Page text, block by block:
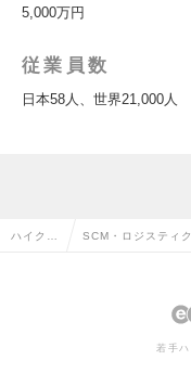
5,000万円
従業員数
日本58人、世界21,000人
ハイクラ SCM・ロジスティク
若手